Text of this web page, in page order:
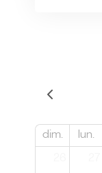
dim. lun.